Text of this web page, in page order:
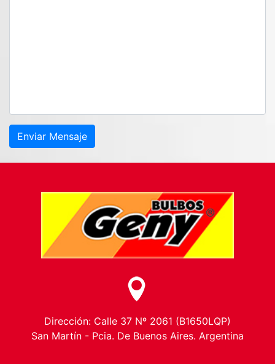
Enviar Mensaje
Dirección: Calle 37 Nº 2061 (B1650LQP)
San Martín - Pcia. De Buenos Aires. Argentina